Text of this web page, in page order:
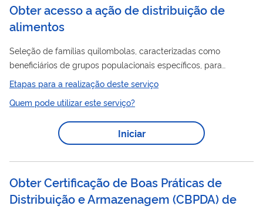
Obter acesso a ação de distribuição de
alimentos
Seleção de famílias quilombolas, caracterizadas como
beneficiários de grupos populacionais específicos, para
distribuição de alimentos que trata do Decreto nº 7.272/2010
Nacional de Segurança Alimentar e Nutricional - PNSAN,
dispõe sobre a sua gestão, mecanismos de financiamento,
monitoramento e avaliação, no âmbito do Sistema Nacional de
parâmetros para a elaboração do...
Etapas para a realização deste serviço
Quem pode utilizar este serviço?
Iniciar
Obter Certificação de Boas Práticas de
Distribuição e Armazenagem (CBPDA) de